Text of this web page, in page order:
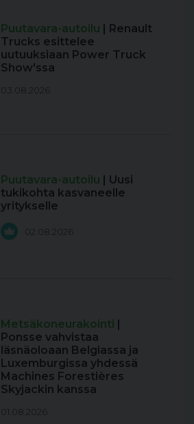
Puutavara-autoilu
| Renault
Trucks esittelee
uutuuksiaan Power Truck
Show'ssa
03.08.2026
Puutavara-autoilu
| Uusi
tukikohta kasvaneelle
yritykselle
02.08.2026
Metsäkoneurakointi
Ponsse vahvistaa
läsnäoloaan Belgiassa ja
Luxemburgissa yhdessä
Machines Forestières
Skyjackin kanssa
01.08.2026